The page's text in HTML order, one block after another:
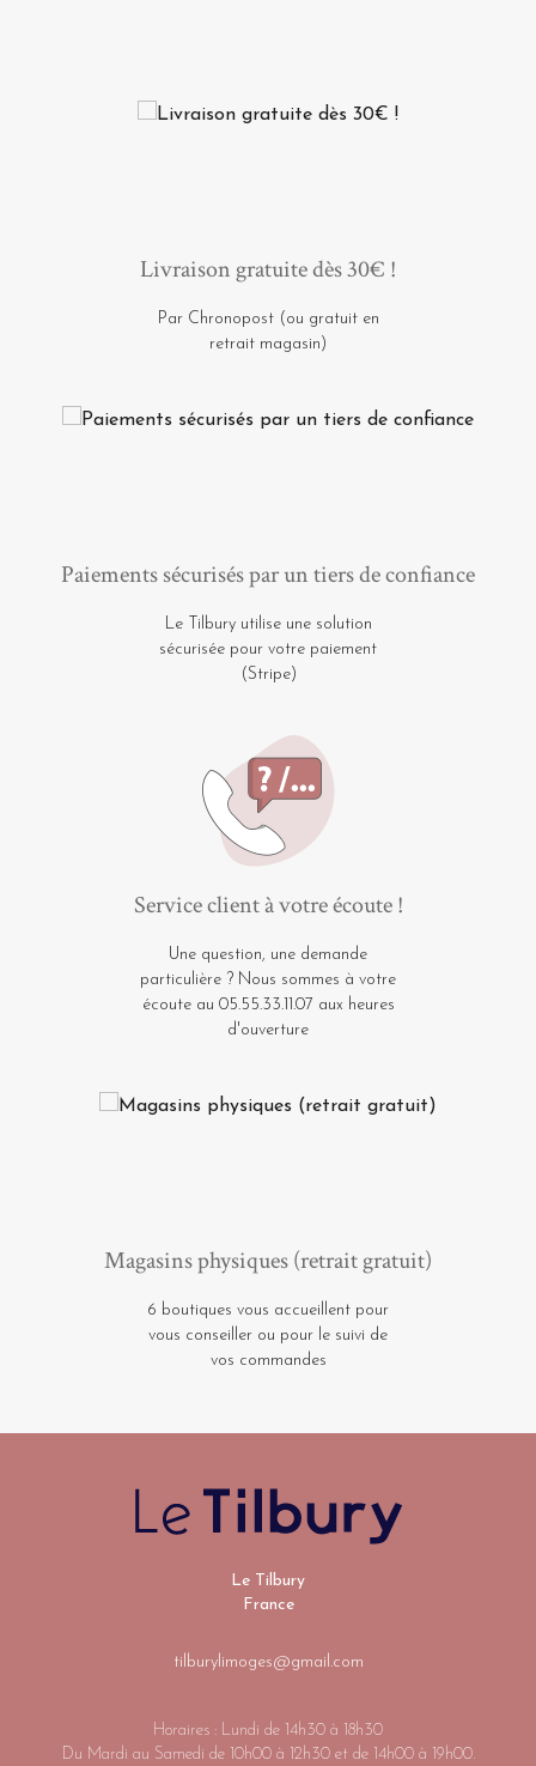
Livraison gratuite dès 30€ !
Par Chronopost (ou gratuit en
retrait magasin)
Paiements sécurisés par un tiers de confiance
Le Tilbury utilise une solution
sécurisée pour votre paiement
(Stripe)
Service client à votre écoute !
Une question, une demande
particulière ? Nous sommes à votre
écoute au 05.55.33.11.07 aux heures
d'ouverture
Magasins physiques (retrait gratuit)
6 boutiques vous accueillent pour
vous conseiller ou pour le suivi de
vos commandes
Le Tilbury
France
tilburylimoges@gmail.com
Horaires : Lundi de 14h30 à 18h30
Du Mardi au Samedi de 10h00 à 12h30 et de 14h00 à 19h00.